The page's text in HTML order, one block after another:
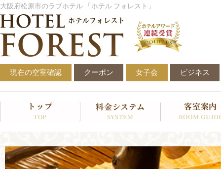
内
容
を
ス
キ
プ
大阪府松原市のラブホテル 「ホテル フォレスト」
現在の空室確認 クーポン 女子会 ビジネス
トップ
TOP
料金システム
SYSTEM
客室案内
ROOM